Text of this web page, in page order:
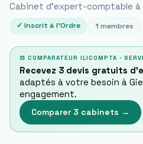
Cabinet d'expert-comptable à
✓ Inscrit à l'Ordre 1 membres
⚖ COMPARATEUR ILICOMPTA ·
Recevez 3 devis gratuits
adaptés à votre besoin à
engagement.
Comparer 3 cabinets →